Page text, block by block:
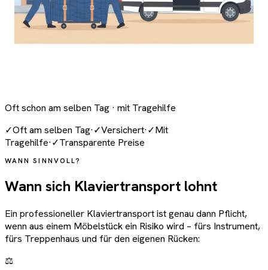
Oft schon am selben Tag · mit Tragehilfe
✓Oft am selben Tag·✓Versichert·✓Mit
Tragehilfe·✓Transparente Preise
WANN SINNVOLL?
Wann sich Klaviertransport lohnt
Ein professioneller Klaviertransport ist genau dann Pflicht,
wenn aus einem Möbelstück ein Risiko wird – fürs Instrument,
fürs Treppenhaus und für den eigenen Rücken:
⚖️